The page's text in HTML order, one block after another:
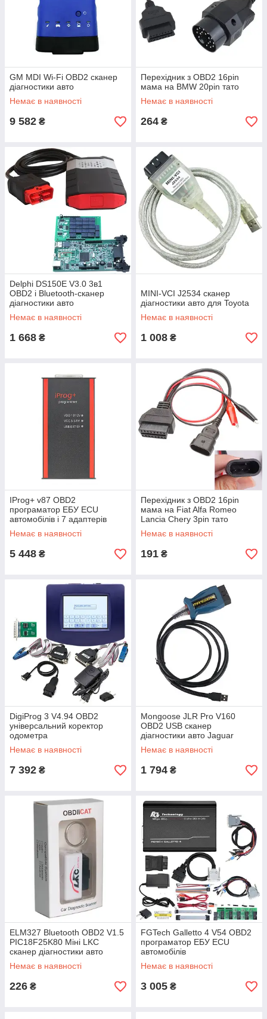
GM MDI Wi-Fi OBD2 сканер
діагностики авто
Немає в наявності
9 582 ₴
Перехідник з OBD2 16pin
мама на BMW 20pin тато
Немає в наявності
264 ₴
Delphi DS150E V3.0 3в1
OBD2 і Bluetooth-сканер
діагностики авто
Немає в наявності
1 668 ₴
MINI-VCI J2534 сканер
діагностики авто для Toyota
Немає в наявності
1 008 ₴
IProg+ v87 OBD2
програматор ЕБУ ECU
автомобілів і 7 адаптерів
Немає в наявності
5 448 ₴
Перехідник з OBD2 16pin
мама на Fiat Alfa Romeo
Lancia Chery 3pin тато
Немає в наявності
191 ₴
DigiProg 3 V4.94 OBD2
універсальний коректор
одометра
Немає в наявності
7 392 ₴
Mongoose JLR Pro V160
OBD2 USB сканер
діагностики авто Jaguar
LandRover
Немає в наявності
1 794 ₴
ELM327 Bluetooth OBD2 V1.5
PIC18F25K80 Міні LKC
сканер діагностики авто
Немає в наявності
226 ₴
FGTech Galletto 4 V54 OBD2
програматор ЕБУ ECU
автомобілів
Немає в наявності
3 005 ₴